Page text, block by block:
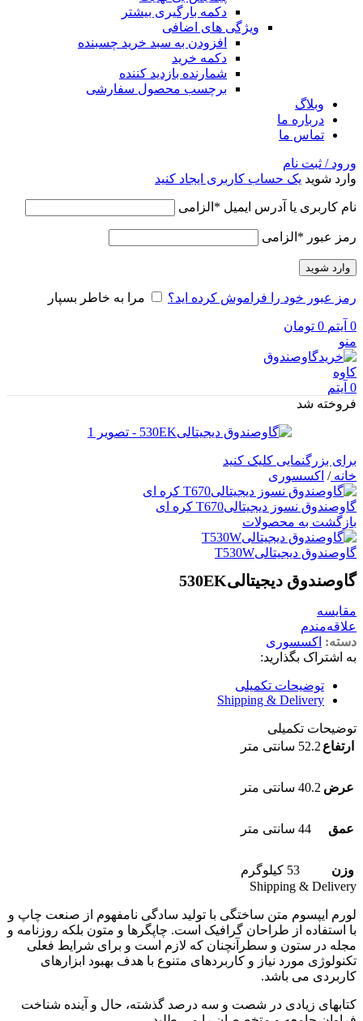
دکمه بارگیری بیشتر
ویژگی های اضافی
افزودن به سبد خرید چسبنده
دکمه خرید
شمارنده بازدید کننده
برچسب محصول سفارشی
وبلاگ
درباره ما
تماس ما
ورود / ثبت نام
وارد شوید یک حساب کاربری ایجاد کنید
نام کاربری یا آدرس ایمیل * الزامی
رمز عبور * الزامی
وارد شوید
رمز عبور خود را فراموش کرده اید؟ مرا به خاطر بسپار
0 آیتم 0 تومان
منو
0 آیتم
فروخته شد
برای بزرگنمایی کلیک کنید
خانه/ اکسسوری
گاوصندوق نسوز دیجیتالیT670 کره ای
بازگشت به محصولات
گاوصندوق دیجیتالیT530W
گاوصندوق دیجیتالی530EK
مقایسه
علاقه‌مندم
دسته: اکسسوری
به اشتراک بگذارید:
توضیحات تکمیلی
Shipping & Delivery
توضیحات تکمیلی
ارتفاع 52.2 سانتی متر
عرض 40.2 سانتی متر
عمق 44 سانتی متر
وزن
53 کیلوگرم
Shipping & Delivery
لورم ایپسوم متن ساختگی با تولید سادگی نامفهوم از صنعت چاپ و
با استفاده از طراحان گرافیک است. چاپگرها و متون بلکه روزنامه و
مجله در ستون و سطرآنچنان که لازم است و برای شرایط فعلی
تکنولوژی مورد نیاز و کاربردهای متنوع با هدف بهبود ابزارهای
کاربردی می باشد.
کتابهای زیادی در شصت و سه درصد گذشته، حال و آینده شناخت